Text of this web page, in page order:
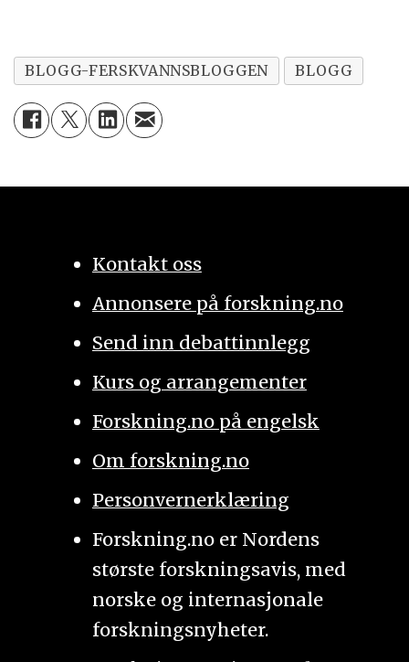
BLOGG-FERSKVANNSBLOGGEN BLOGG
Kontakt oss
Annonsere på forskning.no
Send inn debattinnlegg
Kurs og arrangementer
Forskning.no på engelsk
Om forskning.no
Personvernerklæring
Forskning.no er Nordens
største forskningsavis, med
norske og internasjonale
forskningsnyheter.